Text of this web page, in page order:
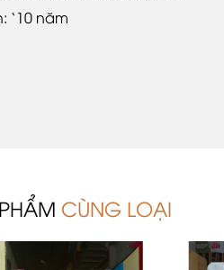
`10 năm
CÙNG LOẠI